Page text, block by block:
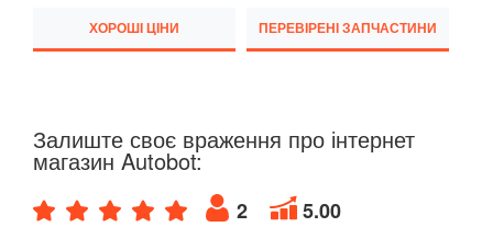
Grand Scenic IV
Twingo III (X07)
Vel Satis (BJ0)
ХОРОШІ ЦІНИ ПЕРЕВІРЕНІ ЗАПЧАСТИНИ
Залиште своє враження про інтернет
магазин Autobot:
2 5.00